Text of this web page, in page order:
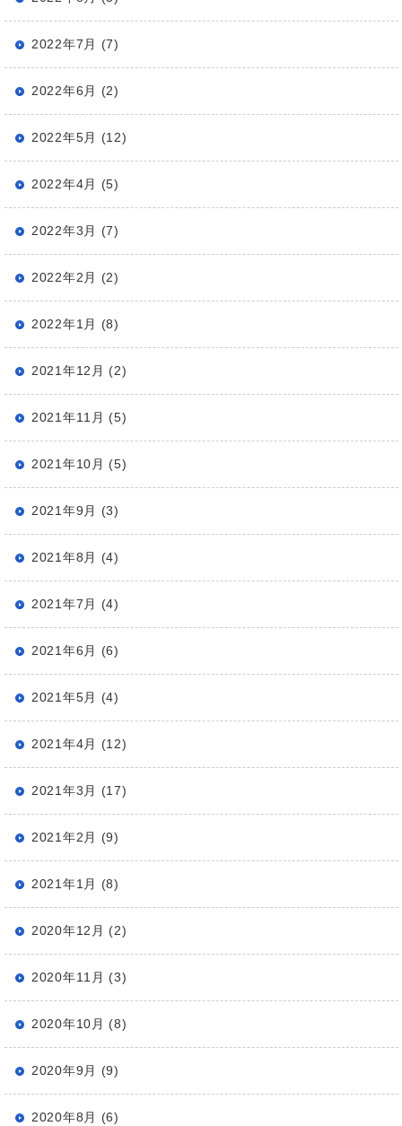
2022年7月 (7)
2022年6月 (2)
2022年5月 (12)
2022年4月 (5)
2022年3月 (7)
2022年2月 (2)
2022年1月 (8)
2021年12月 (2)
2021年11月 (5)
2021年10月 (5)
2021年9月 (3)
2021年8月 (4)
2021年7月 (4)
2021年6月 (6)
2021年5月 (4)
2021年4月 (12)
2021年3月 (17)
2021年2月 (9)
2021年1月 (8)
2020年12月 (2)
2020年11月 (3)
2020年10月 (8)
2020年9月 (9)
2020年8月 (6)